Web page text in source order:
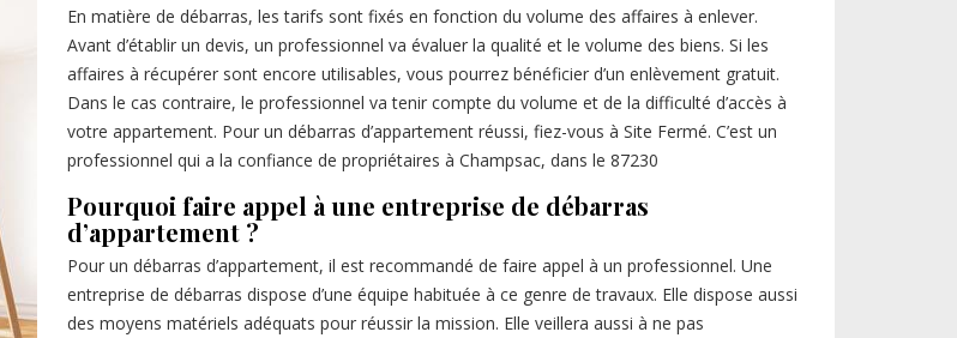
En matière de débarras, les tarifs sont fixés en fonction du volume des affaires à enlever.
Avant d’établir un devis, un professionnel va évaluer la qualité et le volume des biens. Si les
affaires à récupérer sont encore utilisables, vous pourrez bénéficier d’un enlèvement gratuit.
Dans le cas contraire, le professionnel va tenir compte du volume et de la difficulté d’accès à
votre appartement. Pour un débarras d’appartement réussi, fiez-vous à Site Fermé. C’est un
professionnel qui a la confiance de propriétaires à Champsac, dans le 87230
Pourquoi faire appel à une entreprise de débarras
d’appartement ?
Pour un débarras d’appartement, il est recommandé de faire appel à un professionnel. Une
entreprise de débarras dispose d’une équipe habituée à ce genre de travaux. Elle dispose aussi
des moyens matériels adéquats pour réussir la mission. Elle veillera aussi à ne pas